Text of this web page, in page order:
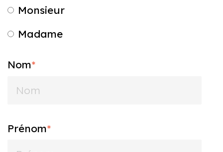
Monsieur
Madame
Nom*
Prénom*